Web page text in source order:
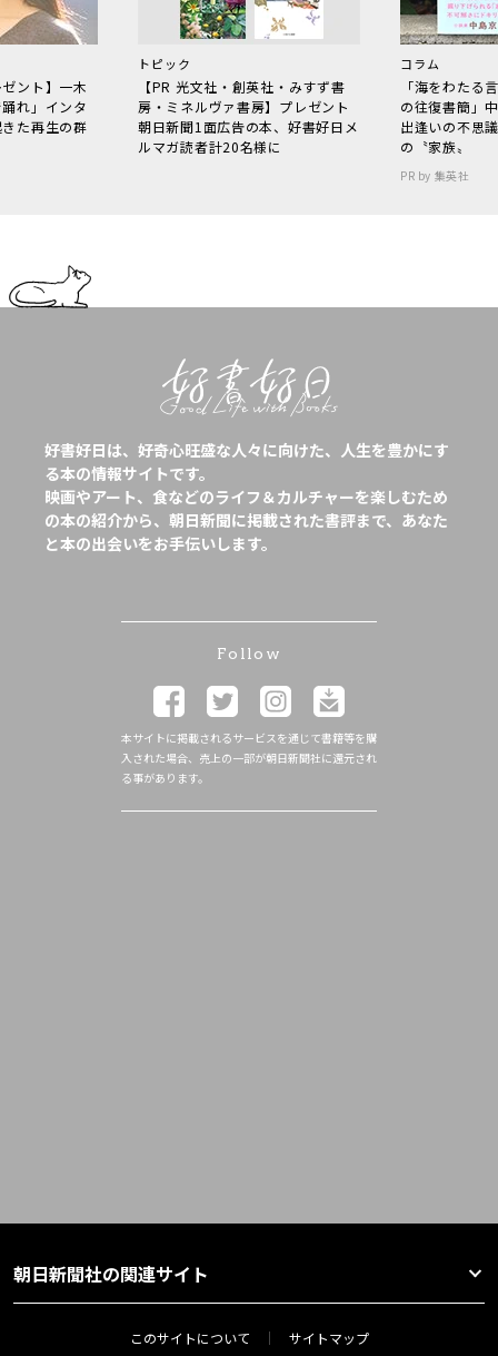
ント】一木
れ」インタ
た再生の群
トピック
【PR 光文社・創英社・みすず書
房・ミネルヴァ書房】プレゼント
朝日新聞1面広告の本、好書好日メ
ルマガ読者計20名様に
コラム
「海をわた
の往復書簡」
出逢いの不思
の〝家族〟
PR by 集英社
好書好日は、好奇心旺盛な人々に向けた、人生を豊かにす
る本の情報サイトです。
映画やアート、食などのライフ＆カルチャーを楽しむため
の本の紹介から、朝日新聞に掲載された書評まで、あなた
と本の出会いをお手伝いします。
Follow
本サイトに掲載されるサービスを通じて書籍等を購
入された場合、売上の一部が朝日新聞社に還元され
る事があります。
朝日新聞社の関連サイト
このサイトについて サイトマップ